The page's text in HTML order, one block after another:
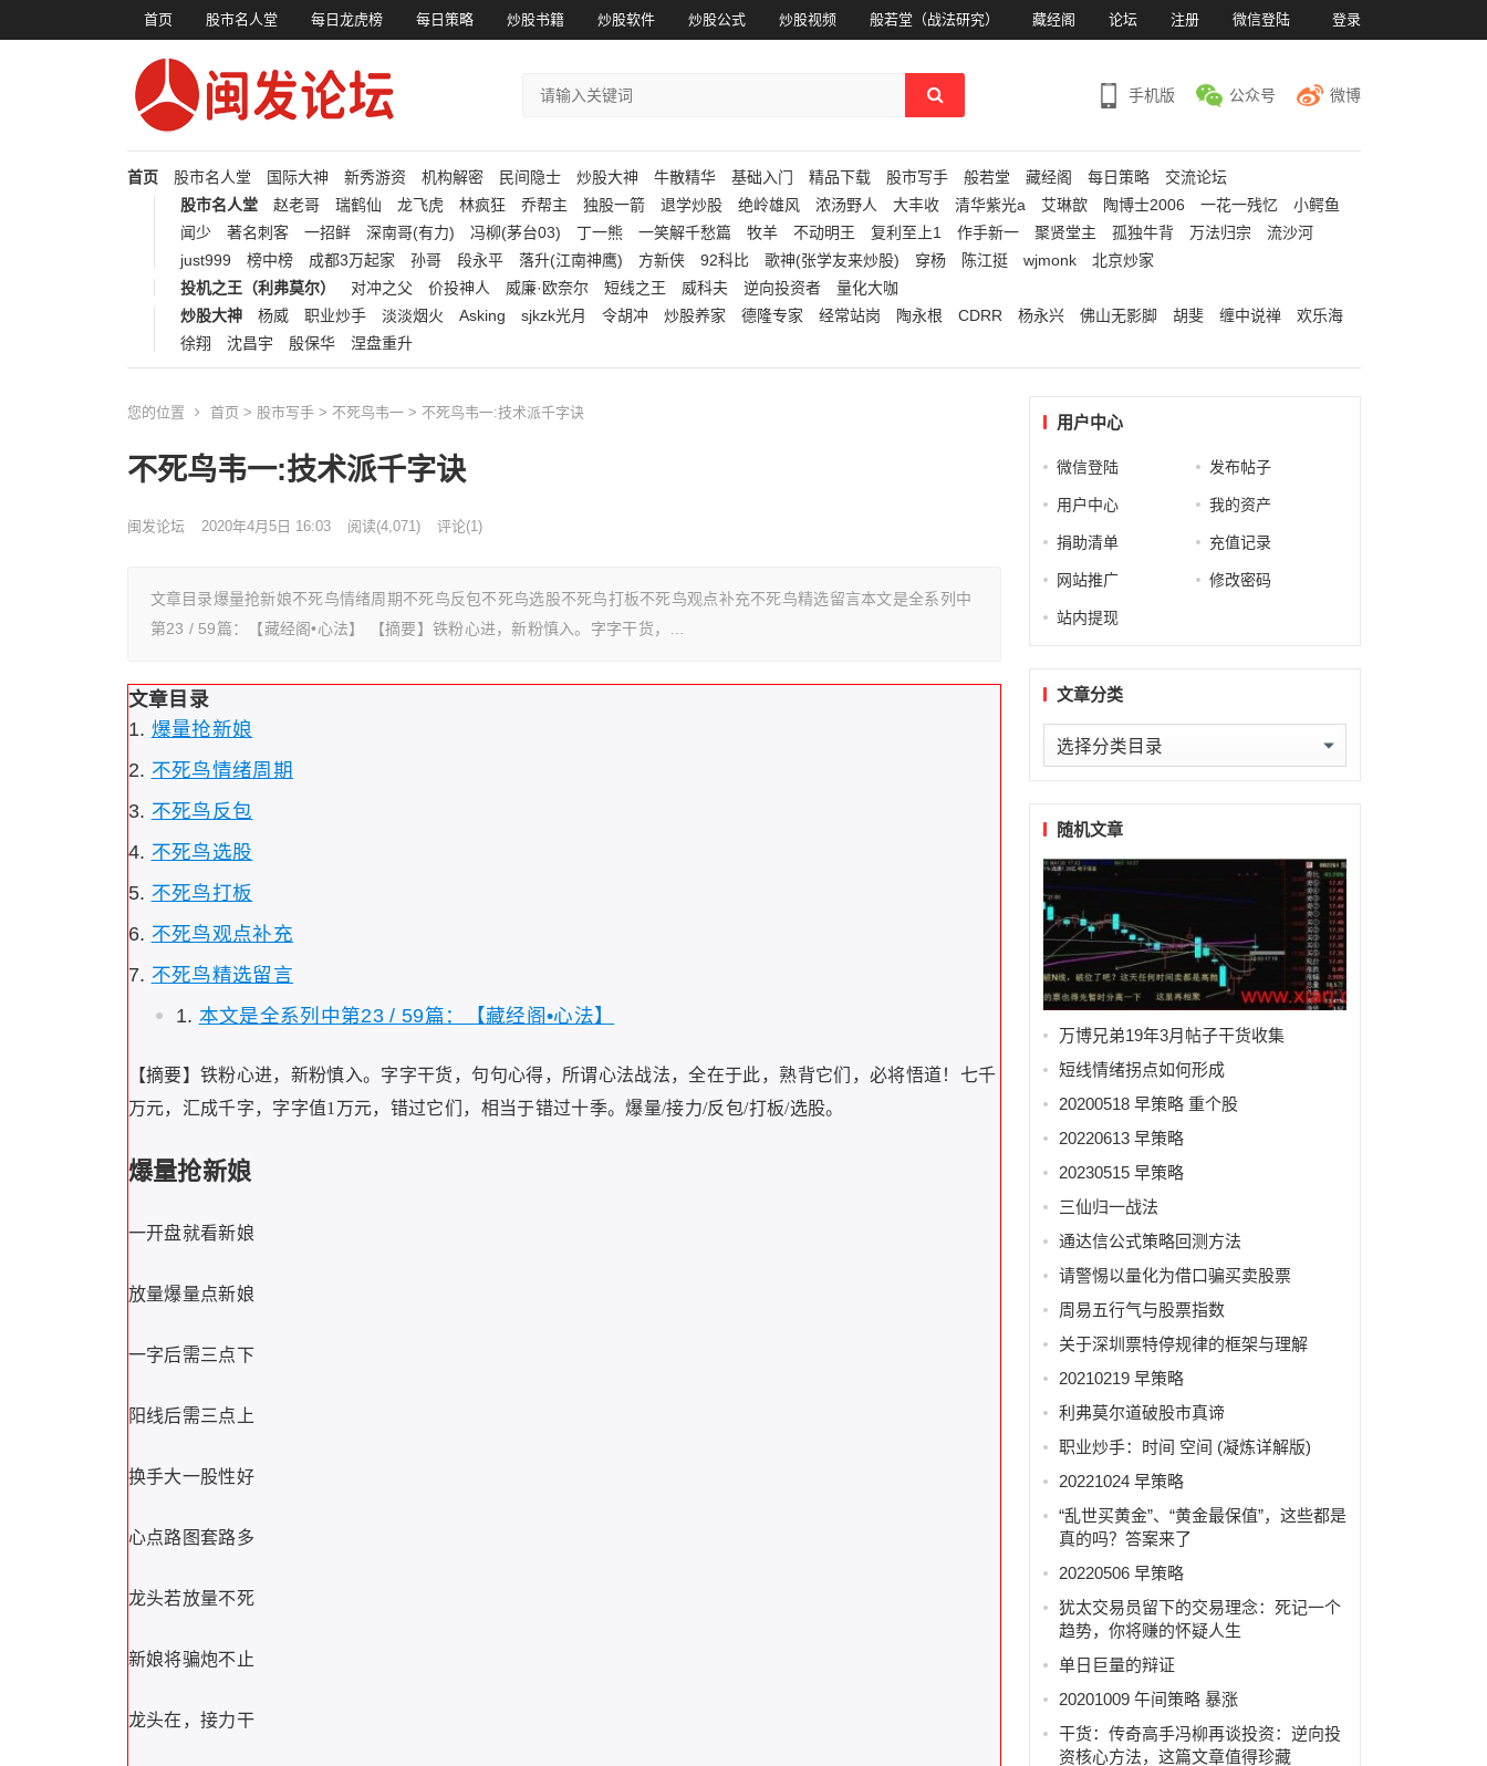
首页 股市名人堂 每日龙虎榜 每日策略 炒股书籍 炒股软件 炒股公式 炒股视频 般若堂（战法研究） 藏经阁 论坛 注册 微信登陆 登录
手机版 公众号 微博
首页 股市名人堂 国际大神 新秀游资 机构解密 民间隐士 炒股大神 牛散精华 基础入门 精品下载 股市写手 般若堂 藏经阁 每日策略
交流论坛
股市名人堂
赵老哥 瑞鹤仙 龙飞虎 林疯狂 乔帮主 独股一箭 退学炒股 绝岭雄风 浓汤野人 大丰收 清华紫光a 艾琳歆 陶博士2006 一花一残忆
小鳄鱼
闻少
著名刺客 一招鲜 深南哥(有力) 冯柳(茅台03) 丁一熊 一笑解千愁篇 牧羊 不动明王 复利至上1 作手新一 聚贤堂主 孤独牛背 万法归宗
流沙河
just999
榜中榜 成都3万起家 孙哥 段永平 落升(江南神鹰) 方新侠 92科比 歌神(张学友来炒股) 穿杨 陈江挺 wjmonk
北京炒家
投机之王（利弗莫尔）
对冲之父 价投神人 威廉·欧奈尔 短线之王 威科夫 逆向投资者
量化大咖
炒股大神
杨威 职业炒手 淡淡烟火 Asking sjkzk光月 令胡冲 炒股养家 德隆专家 经常站岗 陶永根 CDRR 杨永兴 佛山无影脚 胡斐 缠中说禅
欢乐海
徐翔
沈昌宇 殷保华 涅盘重升
您的位置 首页 > 股市写手> 不死鸟韦一 > 不死鸟韦一:技术派千字诀
不死鸟韦一:技术派千字诀
闽发论坛 2020年4月5日 16:03 阅读(4,071) 评论(1)
文章目录爆量抢新娘不死鸟情绪周期不死鸟反包不死鸟选股不死鸟打板不死鸟观点补充不死鸟精选留言本文是全系列中
第23 / 59篇：【藏经阁•心法】 【摘要】铁粉心进，新粉慎入。字字干货，…
文章目录
爆量抢新娘
不死鸟情绪周期
不死鸟反包
不死鸟选股
不死鸟打板
不死鸟观点补充
不死鸟精选留言
本文是全系列中第23 / 59篇：【藏经阁•心法】
【摘要】铁粉心进，新粉慎入。字字干货，句句心得，所谓心法战法，全在于此，熟背它们，必将悟道！七千
万元，汇成千字，字字值1万元，错过它们，相当于错过十季。爆量/接力/反包/打板/选股。
爆量抢新娘
一开盘就看新娘
放量爆量点新娘
一字后需三点下
阳线后需三点上
换手大一股性好
心点路图套路多
龙头若放量不死
新娘将骗炮不止
龙头在，接力干
用户中心
微信登陆 发布帖子
用户中心 我的资产
捐助清单 充值记录
网站推广 修改密码
站内提现
文章分类
文
章
类随机文章
万博兄弟19年3月帖子干货收集
短线情绪拐点如何形成
20200518 早策略 重个股
20220613 早策略
20230515 早策略
三仙归一战法
通达信公式策略回测方法
请警惕以量化为借口骗买卖股票
周易五行气与股票指数
关于深圳票特停规律的框架与理解
20210219 早策略
利弗莫尔道破股市真谛
职业炒手：时间 空间 (凝炼详解版)
20221024 早策略
“乱世买黄金”、“黄金最保值”，这些都是
真的吗？答案来了
20220506 早策略
犹太交易员留下的交易理念：死记一个
趋势，你将赚的怀疑人生
单日巨量的辩证
20201009 午间策略 暴涨
干货：传奇高手冯柳再谈投资：逆向投
资核心方法，这篇文章值得珍藏